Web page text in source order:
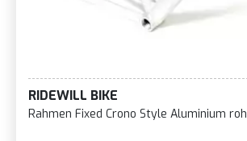
RIDEWILL BIKE
Rahmen Fixed Crono Style Aluminium roh